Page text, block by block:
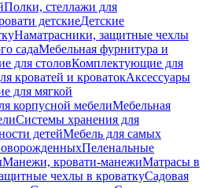
Полки, стеллажи для
детскиеДетские
Наматрасники, защитные чехлы
садаМебельная фурнитура и
для столовКомплектующие для
кроватей и кроватокАксессуары
для мягкой
корпусной мебелиМебельная
Системы хранения для
детейМебель для самых
Пеленальные
Манежи, кровати-манежиМатрасы в
чехлы в кроваткуСадовая